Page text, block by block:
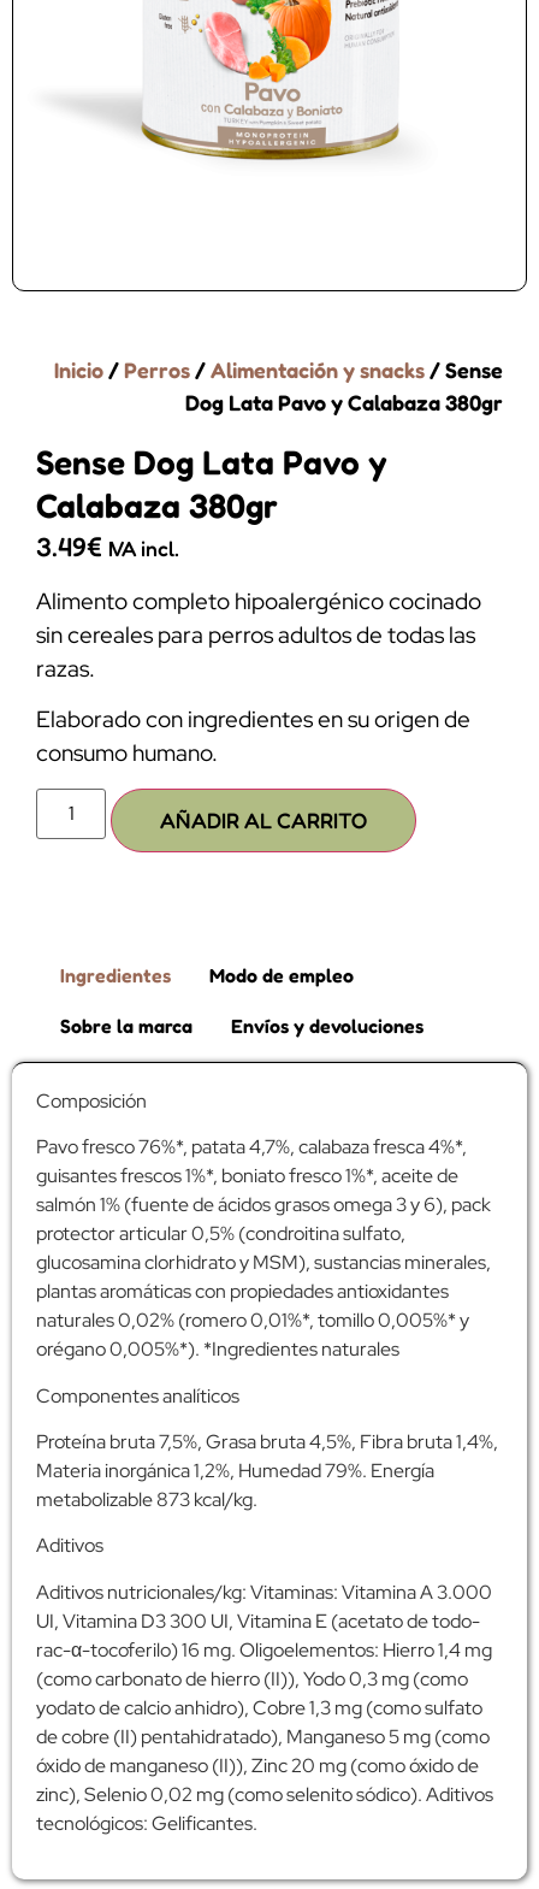
Inicio/Perros/Alimentación y snacks/ Sense
Dog Lata Pavo y Calabaza 380gr
Sense Dog Lata Pavo y
Calabaza 380gr
3.49€ IVA incl.
Alimento completo hipoalergénico cocinado
sin cereales para perros adultos de todas las
razas.
Elaborado con ingredientes en su origen de
consumo humano.
AÑADIR AL CARRITO
Ingredientes Modo de empleo
Sobre la marca Envíos y devoluciones
Composición
Pavo fresco 76%*, patata 4,7%, calabaza fresca 4%*,
guisantes frescos 1%*, boniato fresco 1%*, aceite de
salmón 1% (fuente de ácidos grasos omega 3 y 6), pack
protector articular 0,5% (condroitina sulfato,
glucosamina clorhidrato y MSM), sustancias minerales,
plantas aromáticas con propiedades antioxidantes
naturales 0,02% (romero 0,01%*, tomillo 0,005%* y
orégano 0,005%*). *Ingredientes naturales
Componentes analíticos
Proteína bruta 7,5%, Grasa bruta 4,5%, Fibra bruta 1,4%,
Materia inorgánica 1,2%, Humedad 79%. Energía
metabolizable 873 kcal/kg.
Aditivos
Aditivos nutricionales/kg: Vitaminas: Vitamina A 3.000
UI, Vitamina D3 300 UI, Vitamina E (acetato de todo-
rac-α-tocoferilo) 16 mg. Oligoelementos: Hierro 1,4 mg
(como carbonato de hierro (II)), Yodo 0,3 mg (como
yodato de calcio anhidro), Cobre 1,3 mg (como sulfato
de cobre (II) pentahidratado), Manganeso 5 mg (como
óxido de manganeso (II)), Zinc 20 mg (como óxido de
zinc), Selenio 0,02 mg (como selenito sódico). Aditivos
tecnológicos: Gelificantes.